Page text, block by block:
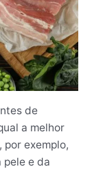
de
a melhor
por exemplo,
pele e da